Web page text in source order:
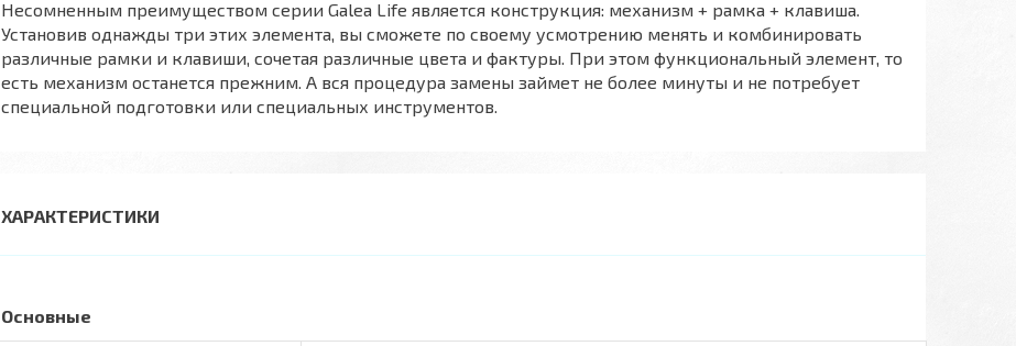
Несомненным преимуществом серии Galea Life является конструкция: механизм + рамка + клавиша.
Установив однажды три этих элемента, вы сможете по своему усмотрению менять и комбинировать
различные рамки и клавиши, сочетая различные цвета и фактуры. При этом функциональный элемент, то
есть механизм останется прежним. А вся процедура замены займет не более минуты и не потребует
специальной подготовки или специальных инструментов.
ХАРАКТЕРИСТИКИ
Основные